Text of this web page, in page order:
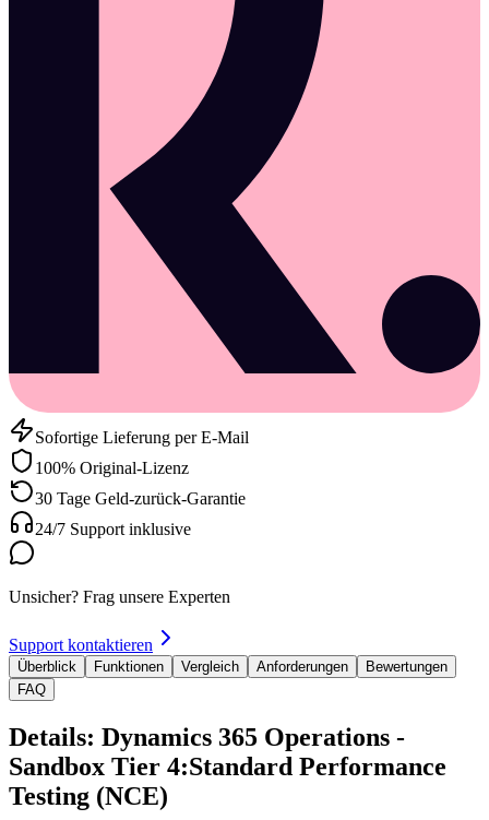
Sofortige Lieferung per E-Mail
100% Original-Lizenz
30 Tage Geld-zurück-Garantie
24/7 Support inklusive
Unsicher? Frag unsere Experten
Support kontaktieren
Überblick Funktionen Vergleich Anforderungen
Bewertungen
FAQ
Details: Dynamics 365 Operations -
Sandbox Tier 4:Standard Performance
Testing (NCE)